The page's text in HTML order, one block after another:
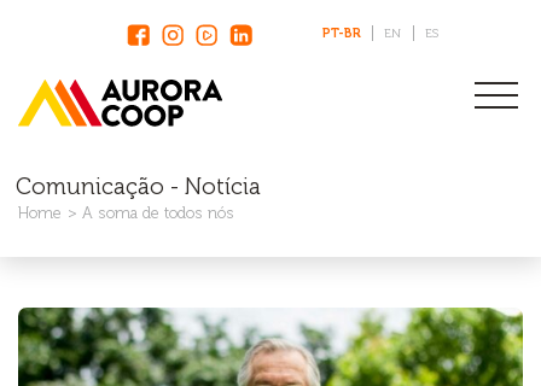
PT-BR EN ES
Comunicação - Notícia
Home A soma de todos nós